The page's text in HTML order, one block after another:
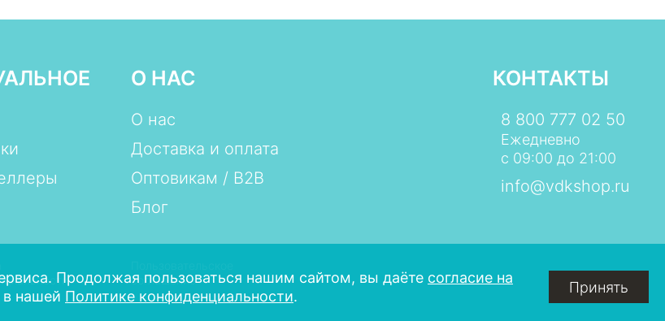
О НАС
О нас
Доставка и оплата
Оптовикам / B2B
Блог
КОНТАКТЫ
8 800 777 02 50
Ежедневно
с 09:00 до 21:00
info@vdkshop.ru
соглашение
Продолжая пользоваться нашим сайтом, вы даёте согласие на
нашей Политике конфиденциальности.
Принять